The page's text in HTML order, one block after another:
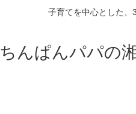
子育てを中心とした、
ちんぱんパパの